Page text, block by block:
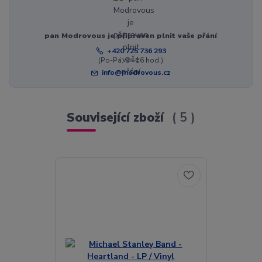
pan Modrovous je připraven plnit vaše přání
+420 725 736 293
(Po-Pá, 8 - 16 hod.)
info@modrovous.cz
Související zboží 5